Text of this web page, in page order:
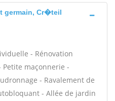
germain, Cr�teil
- Rénovation
Petite maçonnerie -
- Ravalement de
- Allée de jardin